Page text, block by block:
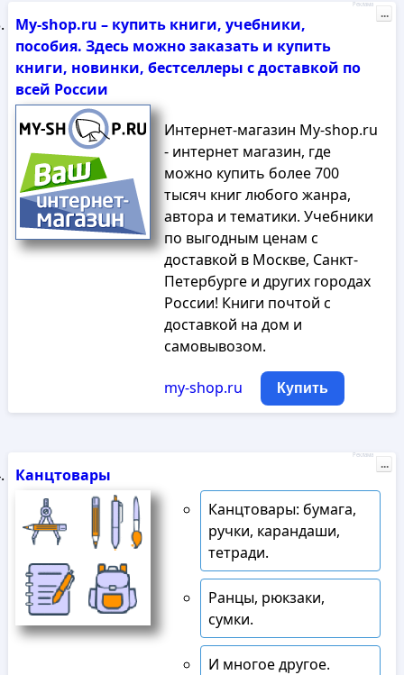
My-shop.ru – купить книги, учебники,
пособия. Здесь можно заказать и купить
книги, новинки, бестселлеры с доставкой по
всей России
Интернет-магазин My-shop.ru
- интернет магазин, где
можно купить более 700
тысяч книг любого жанра,
автора и тематики. Учебники
по выгодным ценам с
доставкой в Москве, Санкт-
Петербурге и других городах
России! Книги почтой с
доставкой на дом и
самовывозом.
my-shop.ru Купить
Реклама
...
Канцтовары
Канцтовары: бумага,
ручки, карандаши,
тетради.
Ранцы, рюкзаки,
сумки.
И многое другое.
Реклама
...